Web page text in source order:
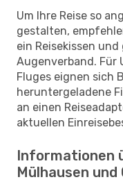
Um Ihre Reise so
gestalten,
ein Reisekissen
Augenverband. Für
Fluges eignen sich
heruntergeladene
an einen
aktuellen
Informationen
Mülhausen